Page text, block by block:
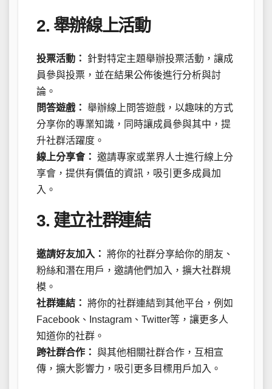
2. 舉辦線上活動
投票活動：
針對特定主題舉辦投票活動，讓成
員參與投票，並在結果公佈後進行分析與討
論。
問答遊戲： 舉辦線上問答遊戲，以趣味的方式
分享你的專業知識，同時讓成員參與其中，提
升社群活躍度。
線上分享會： 邀請專家或業界人士進行線上分
享會，提供有價值的資訊，吸引更多成員加
入。
3. 建立社群連結
邀請好友加入： 將你的社群分享給你的朋友、
粉絲和潛在用戶，邀請他們加入，擴大社群規
模。
社群連結： 將你的社群連結到其他平台，例如
Facebook、Instagram、Twitter等，讓更多人
知道你的社群。
跨社群合作： 與其他相關社群合作，互相宣
傳，擴大影響力，吸引更多目標用戶加入。